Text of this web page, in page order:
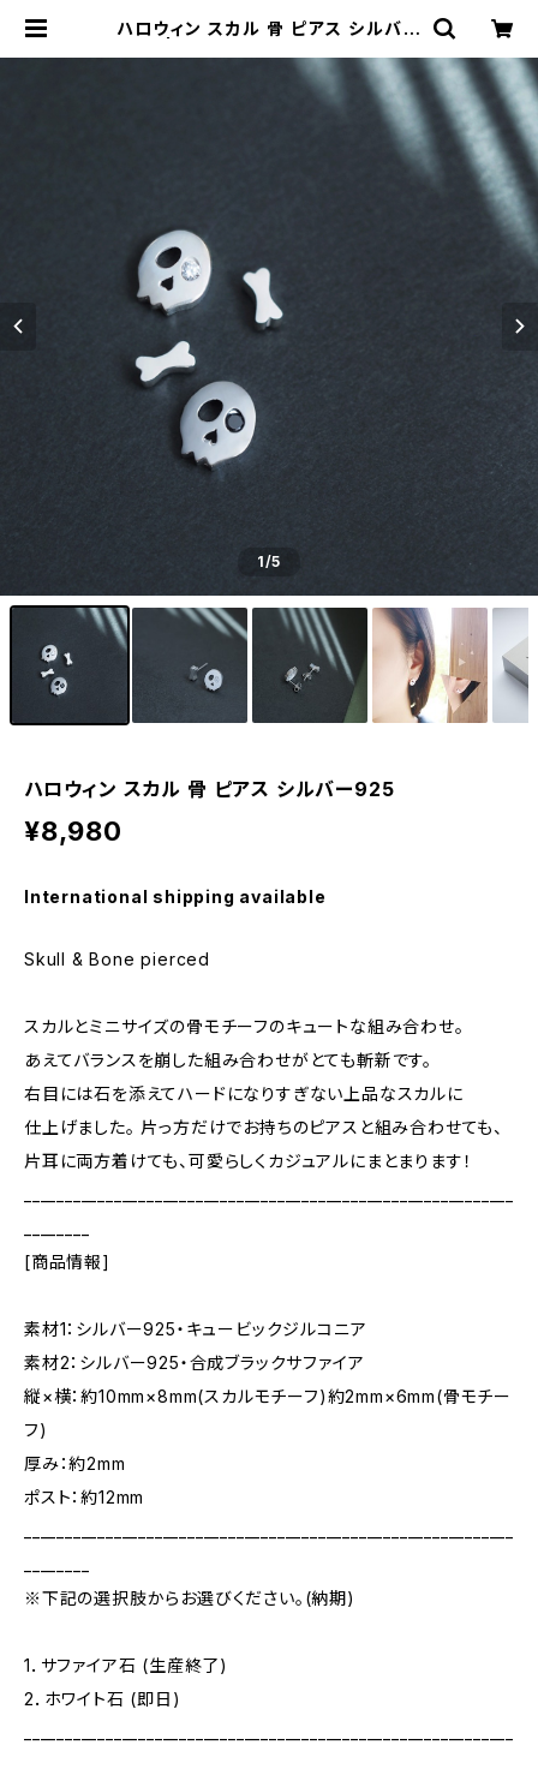
ハロウィン スカル 骨 ピアス シルバー
ewelry) レディース メンズ アクセサ
リー ネックレス ピアス 指輪 ギフト
1/5
ハロウィン スカル 骨 ピアス シルバー925
¥8,980
International shipping available
Skull & Bone pierced
スカルとミニサイズの骨モチーフのキュートな組み合わせ。
あえてバランスを崩した組み合わせがとても斬新です。
右目には石を添えてハードになりすぎない上品なスカルに
仕上げました。 片っ方だけでお持ちのピアスと組み合わせても、
片耳に両方着けても、可愛らしくカジュアルにまとまります！
[商品情報]
素材1：シルバー925・キュービックジルコニア
素材2：シルバー925・合成ブラックサファイア
縦×横：約10mm×8mm(スカルモチーフ)約2mm×6mm(骨モチー
フ)
厚み：約2mm
ポスト：約12mm
※下記の選択肢からお選びください。(納期)
1．サファイア石 (生産終了)
2．ホワイト石 (即日)